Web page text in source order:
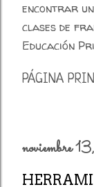
encontrar
clases de
Educación
PÁGINA
noviembre